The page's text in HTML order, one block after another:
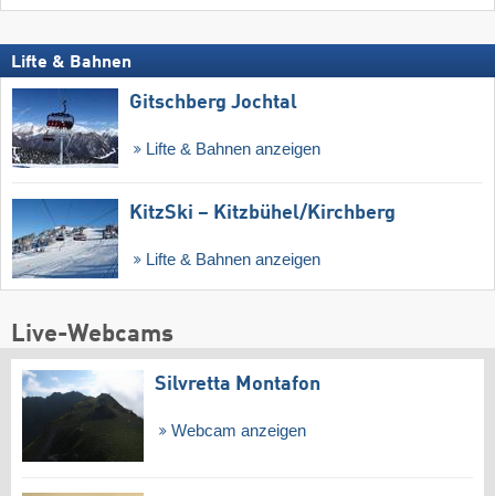
Lifte & Bahnen
Gitschberg Jochtal
Lifte & Bahnen anzeigen
KitzSki – Kitzbühel/​Kirchberg
Lifte & Bahnen anzeigen
Live-Webcams
Silvretta Montafon
Webcam anzeigen